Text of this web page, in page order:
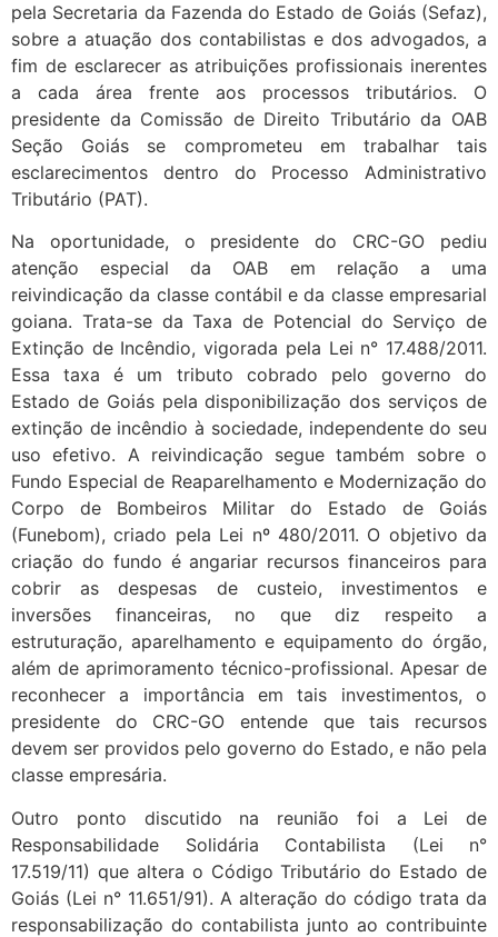
pela Secretaria da Fazenda do Estado de Goiás (Sefaz),
sobre a atuação dos contabilistas e dos advogados, a
fim de esclarecer as atribuições profissionais inerentes
a cada área frente aos processos tributários. O
presidente da Comissão de Direito Tributário da OAB
Seção Goiás se comprometeu em trabalhar tais
esclarecimentos dentro do Processo Administrativo
Tributário (PAT).
Na oportunidade, o presidente do CRC-GO pediu
atenção especial da OAB em relação a uma
reivindicação da classe contábil e da classe empresarial
goiana. Trata-se da Taxa de Potencial do Serviço de
Extinção de Incêndio, vigorada pela Lei n° 17.488/2011.
Essa taxa é um tributo cobrado pelo governo do
Estado de Goiás pela disponibilização dos serviços de
extinção de incêndio à sociedade, independente do seu
uso efetivo. A reivindicação segue também sobre o
Fundo Especial de Reaparelhamento e Modernização do
Corpo de Bombeiros Militar do Estado de Goiás
(Funebom), criado pela Lei nº 480/2011. O objetivo da
criação do fundo é angariar recursos financeiros para
cobrir as despesas de custeio, investimentos e
inversões financeiras, no que diz respeito a
estruturação, aparelhamento e equipamento do órgão,
além de aprimoramento técnico-profissional. Apesar de
reconhecer a importância em tais investimentos, o
presidente do CRC-GO entende que tais recursos
devem ser providos pelo governo do Estado, e não pela
classe empresária.
Outro ponto discutido na reunião foi a Lei de
Responsabilidade Solidária Contabilista (Lei n°
17.519/11) que altera o Código Tributário do Estado de
Goiás (Lei n° 11.651/91). A alteração do código trata da
responsabilização do contabilista junto ao contribuinte